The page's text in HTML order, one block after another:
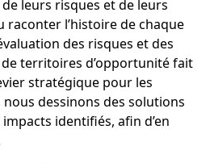
leurs risques et de leurs
raconter l’histoire de chaque
des risques et des
de territoires d’opportunité fait
stratégique pour les
dessinons des solutions
identifiés, afin d’en